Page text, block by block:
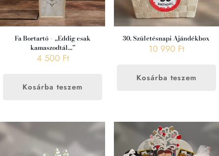
Fa Bortartó – „Eddig csak
kamaszodtál…”
4 500 Ft
Kosárba teszem
30. Születésnapi Ajándékbox
10 990 Ft
Kosárba teszem